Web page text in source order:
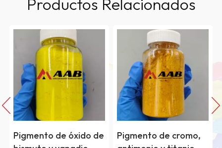
Pigmento de cromo,
Pigmento de hierro y